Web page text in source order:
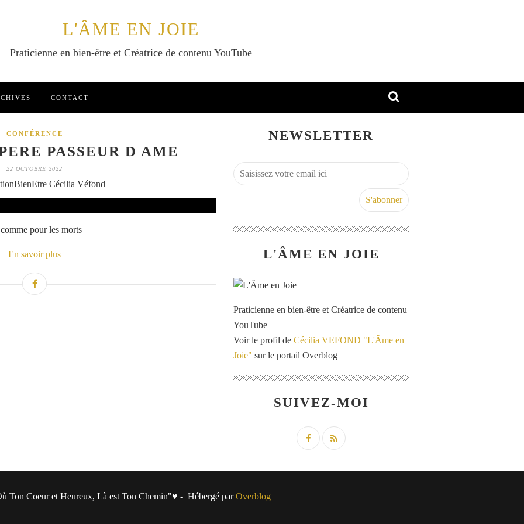
L'ÂME EN JOIE
Praticienne en bien-être et Créatrice de contenu YouTube
CONTACT
CONFÉRENCE
PASSEUR D AME
22 OCTOBRE 2022
Cécilia Véfond
pour les morts
En savoir plus
NEWSLETTER
L'ÂME EN JOIE
Praticienne en bien-être et Créatrice de contenu
YouTube
Voir le profil de Cécilia VEFOND "L'Âme en
Joie" sur le portail Overblog
SUIVEZ-MOI
Ton Coeur et Heureux, Là est Ton Chemin"♥ - Hébergé parOverblog